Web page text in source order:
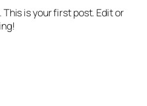
is your first post. Edit or